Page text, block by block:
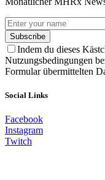
Subscribe
Indem du dieses
Nutzungsbedingungen
Formular übermittelten
Social Links
Facebook
Instagram
Twitch